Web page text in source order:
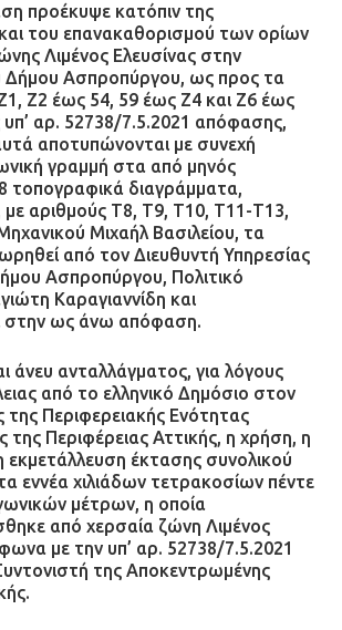
προέκυψε κατόπιν της
του επανακαθορισμού των ορίων
Λιμένος Ελευσίνας στην
Δήμου Ασπροπύργου, ως προς τα
Ζ2 έως 54, 59 έως Ζ4 και Ζ6 έως
υπ’ αρ. 52738/7.5.2021 απόφασης,
αποτυπώνονται με συνεχή
γραμμή στα από μηνός
τοπογραφικά διαγράμματα,
με αριθμούς Τ8, Τ9, Τ10, Τ11-Τ13,
Μιχαήλ Βασιλείου, τα
από τον Διευθυντή Υπηρεσίας
Ασπροπύργου, Πολιτικό
Καραγιαννίδη και
στην ως άνω απόφαση.
άνευ ανταλλάγματος, για λόγους
από το ελληνικό Δημόσιο στον
της Περιφερειακής Ενότητας
της Περιφέρειας Αττικής, η χρήση, η
εκμετάλλευση έκτασης συνολικού
εννέα χιλιάδων τετρακοσίων πέντε
μέτρων, η οποία
από χερσαία ζώνη Λιμένος
με την υπ’ αρ. 52738/7.5.2021
της Αποκεντρωμένης